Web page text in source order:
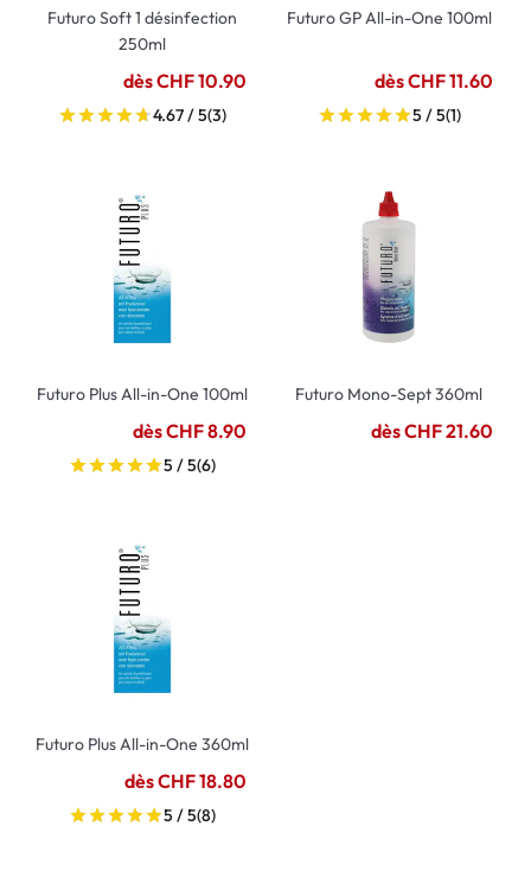
Futuro Soft 1 désinfection
250ml
dès CHF 10.90
4.67 / 5(3)
Futuro GP All-in-One 100ml
dès CHF 11.60
5 / 5(1)
Futuro Plus All-in-One 100ml
dès CHF 8.90
5 / 5(6)
Futuro Mono-Sept 360ml
dès CHF 21.60
Futuro Plus All-in-One 360ml
dès CHF 18.80
5 / 5(8)